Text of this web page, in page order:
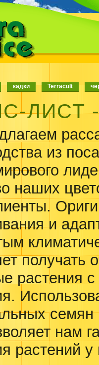
кадки Terracult
ЛИСТ
из
наших
и
получать
растения
нам
растений у